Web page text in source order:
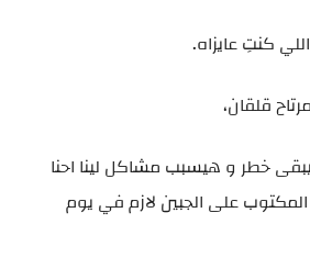
كنتِ عايزاه.
قلقان،
خطر و هيسبب مشاكل لينا احنا
على الجبين لازم في يوم